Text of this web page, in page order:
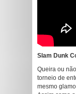
Slam Dunk
Queira ou
torneio de
mesmo